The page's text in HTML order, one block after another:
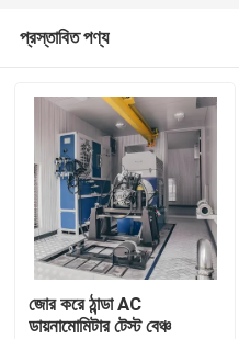
প্রস্তাবিত পণ্য
জোর করে ঠান্ডা AC
ডায়নামোমিটার টেস্ট বেঞ্চ